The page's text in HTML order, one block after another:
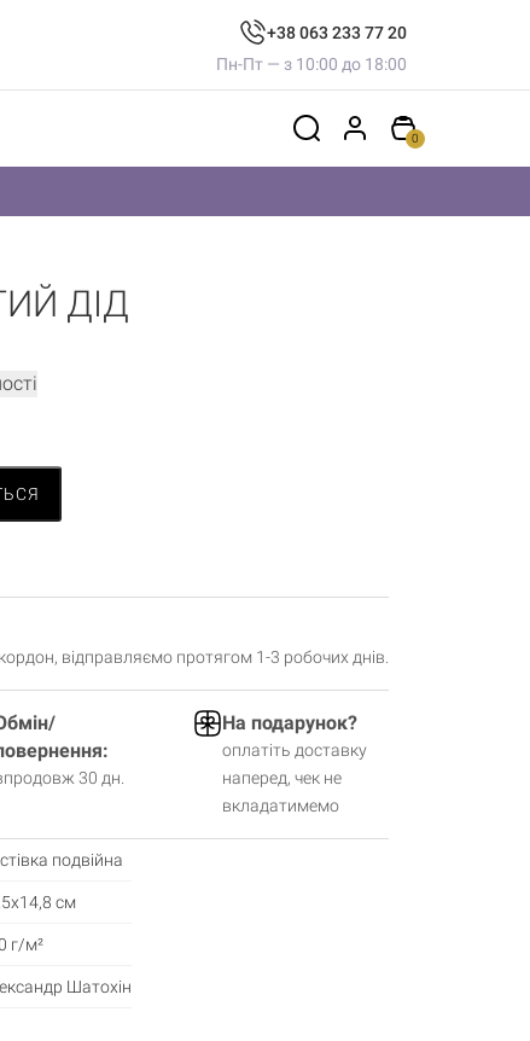
+38 063 233 77 20
Пн-Пт — з 10:00 до 18:00
0
ДІД
відправляємо протягом 1-3 робочих днів.
30 дн.
На подарунок?
оплатіть доставку
наперед, чек не
вкладатимемо
подвійна
см
г/м²
Шатохін